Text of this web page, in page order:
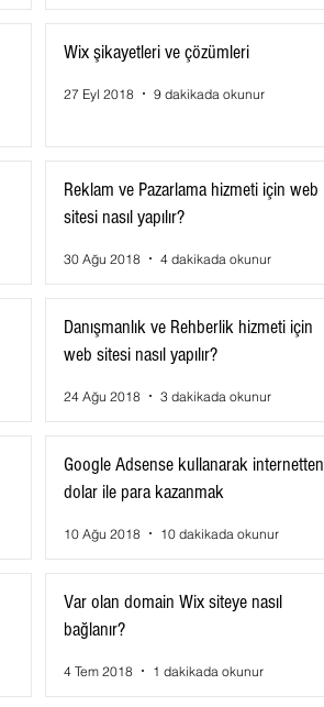
Wix şikayetleri ve çözümleri
27 Eyl 2018 9 dakikada okunur
Reklam ve Pazarlama hizmeti için web
sitesi nasıl yapılır?
30 Ağu 2018 4 dakikada okunur
Danışmanlık ve Rehberlik hizmeti için
web sitesi nasıl yapılır?
24 Ağu 2018 3 dakikada okunur
Google Adsense kullanarak internetten
dolar ile para kazanmak
10 Ağu 2018 10 dakikada okunur
Var olan domain Wix siteye nasıl
bağlanır?
4 Tem 2018 1 dakikada okunur